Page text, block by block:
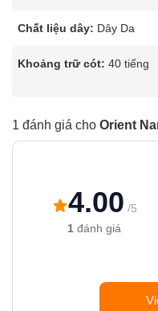
Chất liệu dây: Dây Da
Khoảng trữ cót: 40 tiếng
1 đánh giá cho Orient
4.00 /5
1 đánh giá